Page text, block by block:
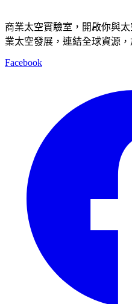
商業太空實驗室，開啟你與
業太空發展，連結全球資源
Facebook